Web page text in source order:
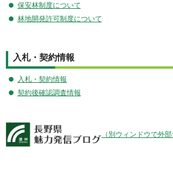
保安林制度について
林地開発許可制度について
入札・契約情報
入札・契約情報
契約後確認調査情報
（別ウィンドウで外